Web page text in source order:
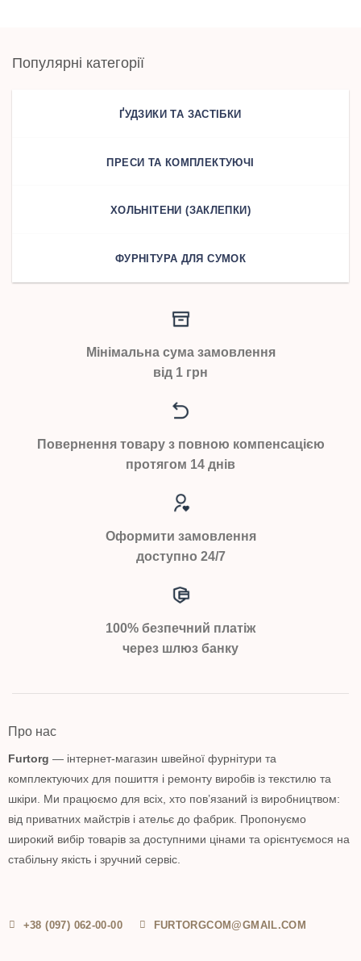
Популярні категорії
ҐУДЗИКИ ТА ЗАСТІБКИ
ПРЕСИ ТА КОМПЛЕКТУЮЧІ
ХОЛЬНІТЕНИ (ЗАКЛЕПКИ)
ФУРНІТУРА ДЛЯ СУМОК
Мінімальна сума замовлення
від 1 грн
Повернення товару з повною компенсацією
протягом 14 днів
Оформити замовлення
доступно 24/7
100% безпечний платіж
через шлюз банку
Про нас
Furtorg — інтернет-магазин швейної фурнітури та
комплектуючих для пошиття і ремонту виробів із текстилю та
шкіри. Ми працюємо для всіх, хто пов’язаний із виробництвом:
від приватних майстрів і ательє до фабрик. Пропонуємо
широкий вибір товарів за доступними цінами та орієнтуємося на
стабільну якість і зручний сервіс.
+38 (097) 062-00-00 FURTORGCOM@GMAIL.COM